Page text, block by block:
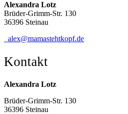
Alexandra Lotz
Brüder-Grimm-Str. 130
36396 Steinau
alex@mamastehtkopf.de
Kontakt
Alexandra Lotz
Brüder-Grimm-Str. 130
36396 Steinau